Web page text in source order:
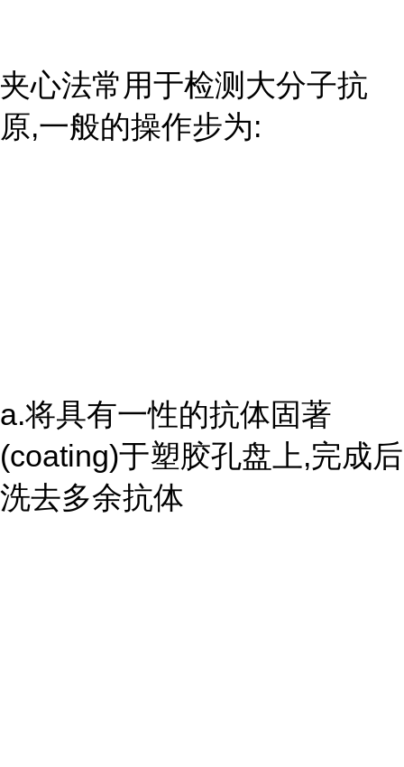
夹心法常用于检测大分子抗
原,一般的操作步为:
a.将具有一性的抗体固著
(coating)于塑胶孔盘上,完成后
洗去多余抗体